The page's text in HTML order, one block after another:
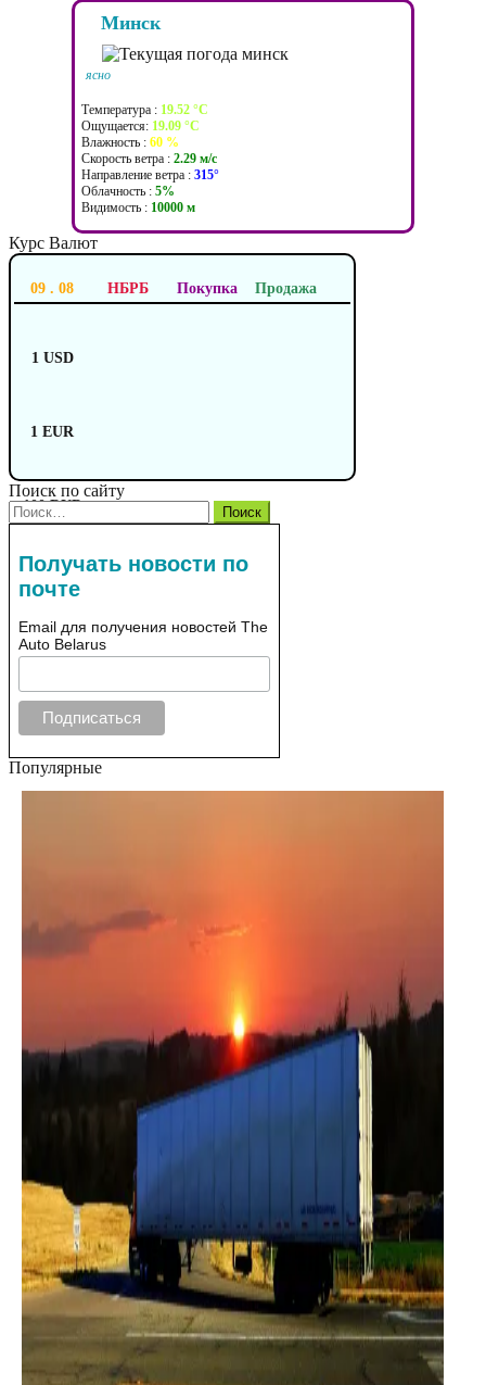
Минск
ясно
Температура : 19.52 °C
Ощущается: 19.09 °C
Влажность : 60 %
Скорость ветра : 2.29 м/c
Направление ветра : 315°
Облачность : 5%
Видимость : 10000 м
Курс Валют
09 . 08 НБРБ Покупка Продажа
1 USD
1 EUR
100 RUB
Поиск по сайту
Найти:
Получать новости по
почте
Email для получения новостей The
Auto Belarus
Популярные